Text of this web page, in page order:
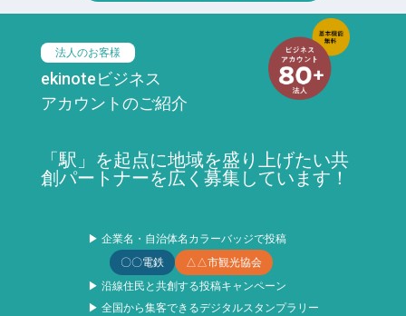
法人のお客様
ekinoteビジネス
アカウントのご紹介
「駅」を起点に地域を盛り上げたい共
創パートナーを広く募集しています！
▶ 企業名・自治体名カラーバッジで投稿
〇〇電鉄
△△市観光協会
▶ 沿線住民と共創する投稿キャンペーン
▶ 全国から集客できるデジタルスタンプラリー